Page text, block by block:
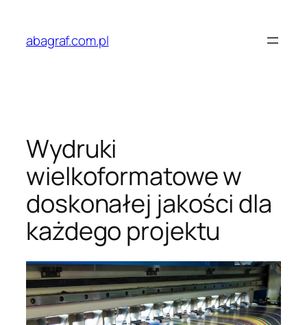
treściabagraf.com.pl
Wydruki
wielkoformatowe w
doskonałej jakości dla
każdego projektu